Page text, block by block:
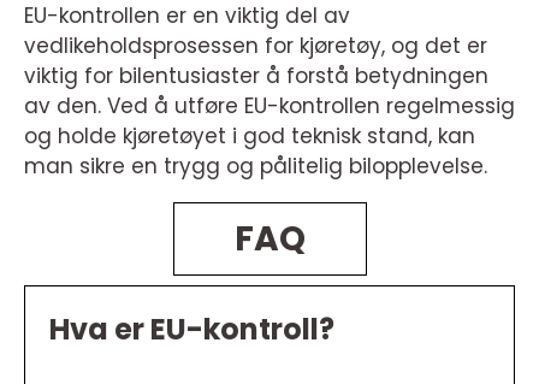
EU-kontrollen er en viktig del av
vedlikeholdsprosessen for kjøretøy, og det er
viktig for bilentusiaster å forstå betydningen
av den. Ved å utføre EU-kontrollen regelmessig
og holde kjøretøyet i god teknisk stand, kan
man sikre en trygg og pålitelig bilopplevelse.
FAQ
Hva er EU-kontroll?